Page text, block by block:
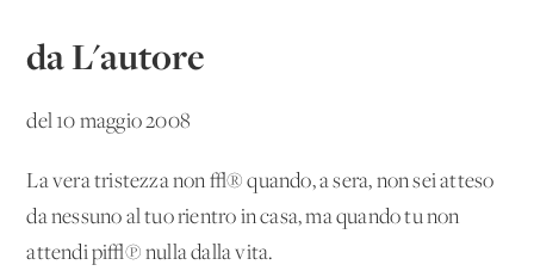
da L'autore
del 10 maggio 2008
La vera tristezza non √® quando, a sera, non sei atteso
da nessuno al tuo rientro in casa, ma quando tu non
attendi pi√π nulla dalla vita.